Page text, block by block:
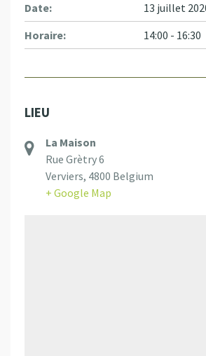
Date:
13 juillet
Horaire:
14:00 - 16:30
LIEU
La Maison
Rue Grètry 6
Verviers, 4800 Belgium
+ Google Map